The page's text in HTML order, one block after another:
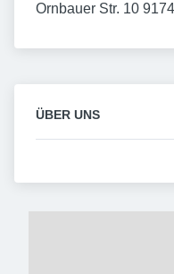
Ornbauer Str. 10
ÜBER UNS